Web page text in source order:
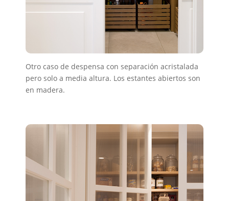
Otro caso de despensa con separación acristalada
pero solo a media altura. Los estantes abiertos son
en madera.